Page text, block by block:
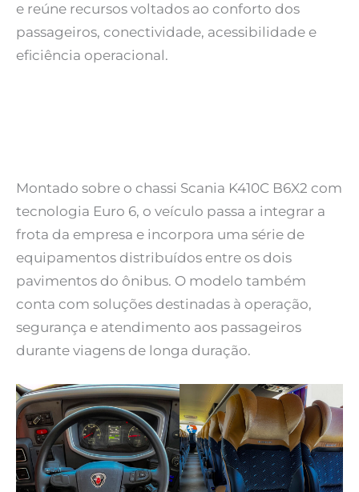
e reúne recursos voltados ao conforto dos
passageiros, conectividade, acessibilidade e
eficiência operacional.
Montado sobre o chassi Scania K410C B6X2 com
tecnologia Euro 6, o veículo passa a integrar a
frota da empresa e incorpora uma série de
equipamentos distribuídos entre os dois
pavimentos do ônibus. O modelo também
conta com soluções destinadas à operação,
segurança e atendimento aos passageiros
durante viagens de longa duração.